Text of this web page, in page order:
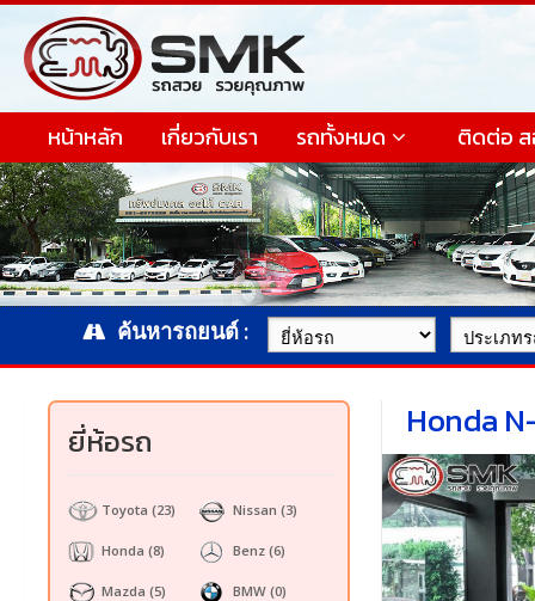
หน้าหลัก เกี่ยวกับเรา รถทั้งหมด ติดต่อ
ค้นหารถยนต์ :
ยี่ห้อรถ
Toyota (23)
Honda (8)
Mazda (5)
Nissan (3)
Benz (6)
BMW (0)
Honda